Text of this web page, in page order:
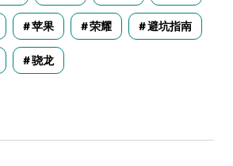
苹果 荣耀 避坑指南
骁龙